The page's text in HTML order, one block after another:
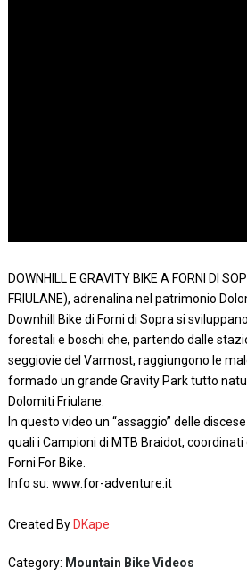
DOWNHILL E GRAVITY BIKE A FORNI DI
FRIULANE), adrenalina nel patrimonio
Downhill Bike di Forni di Sopra si
forestali e boschi che, partendo dalle
seggiovie del Varmost, raggiungono le
formado un grande Gravity Park tutto
Dolomiti Friulane.
In questo video un “assaggio” delle
quali i Campioni di MTB Braidot,
Forni For Bike.
Info su: www.for-adventure.it
Created By DKape
Category: Mountain Bike Videos